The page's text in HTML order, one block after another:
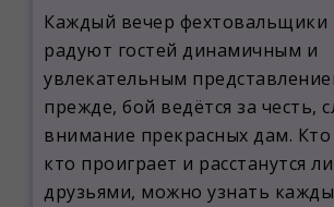
Каждый вечер фехтовальщики
радуют гостей динамичным и
увлекательным
прежде, бой ведётся за честь,
внимание прекрасных дам.
кто проиграет и расстанутся
друзьями, можно узнать